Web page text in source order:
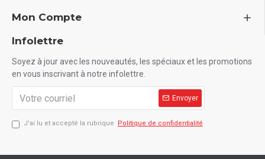
Mon Compte
Infolettre
Soyez à jour avec les nouveautés, les spéciaux et les promotions
en vous inscrivant à notre infolettre.
Envoyer
J’ai lu et accepté la rubrique Politique de confidentialité